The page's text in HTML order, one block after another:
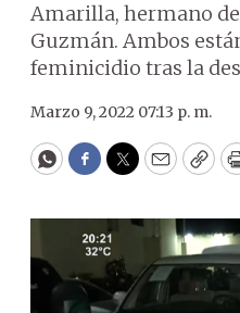
Amarilla, hermano
Guzmán. Ambos
feminicidio tras la
Marzo 9, 2022 07:13 p. m.
WhatsApp
Facebook
Twitter
Email